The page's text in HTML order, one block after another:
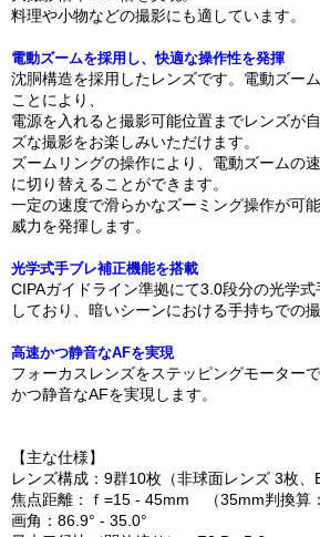
料理や小物などの撮影にも適しています。
電動ズームを採用し、快適な操作性を発揮
沈胴構造を採用したレンズです。電動ズー
ことにより、
電源を入れると撮影可能位置までレンズが
ズな撮影をお楽しみいただけます。
ズームリングの操作により、電動ズームの
に切り替えることができます。
一定の速度で滑らかなズーミング操作が可
威力を発揮します。
光学式手ブレ補正機能を搭載
CIPAガイドライン準拠にて3.0段分の光学
しており、暗いシーンにおける手持ちでの
高速かつ静音なAFを実現
フォーカスレンズをステッピングモーター
かつ静音なAFを実現します。
【主な仕様】
レンズ構成：9群10枚（非球面レンズ 3枚、
焦点距離：ｆ=15 - 45mm （35mm判換算
画角：86.9° - 35.0°